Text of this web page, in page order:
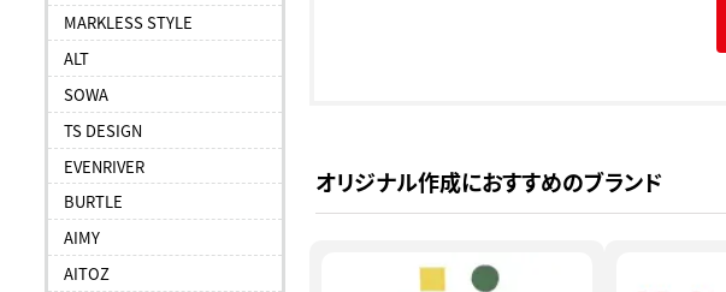
MARKLESS STYLE
ALT
SOWA
TS DESIGN
EVENRIVER
BURTLE
AIMY
AITOZ
オリジナル作成におすすめのブランド